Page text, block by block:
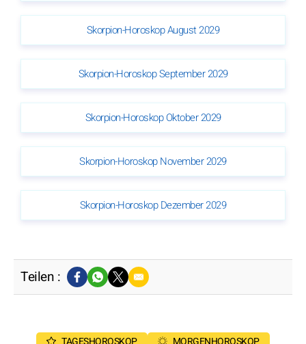
Skorpion-Horoskop August 2029
Skorpion-Horoskop September 2029
Skorpion-Horoskop Oktober 2029
Skorpion-Horoskop November 2029
Skorpion-Horoskop Dezember 2029
Teilen :